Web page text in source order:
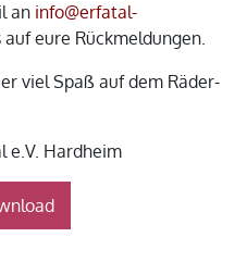
an info@erfatal-
eure Rückmeldungen.
viel Spaß auf dem Räder-
e.V. Hardheim